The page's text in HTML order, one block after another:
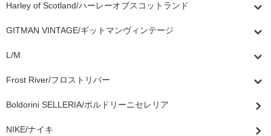
Harley of Scotland/ハーレーオブスコットランド
GITMAN VINTAGE/ギットマンヴィンテージ
L/M
Frost River/フロストリバー
Boldorini SELLERIA/ボルドリーニセレリア
NIKE/ナイキ